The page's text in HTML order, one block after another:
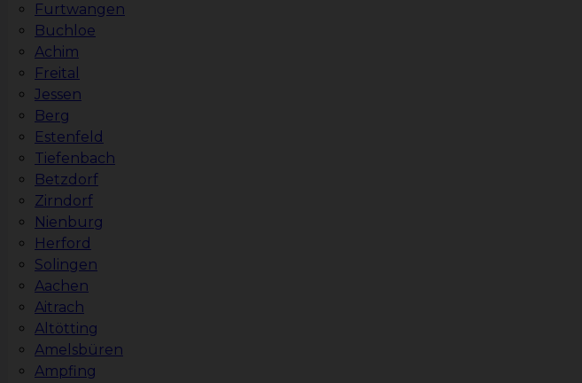
Furtwangen
Buchloe
Achim
Freital
Jessen
Berg
Estenfeld
Tiefenbach
Betzdorf
Zirndorf
Nienburg
Herford
Solingen
Aachen
Aitrach
Altötting
Amelsbüren
Ampfing